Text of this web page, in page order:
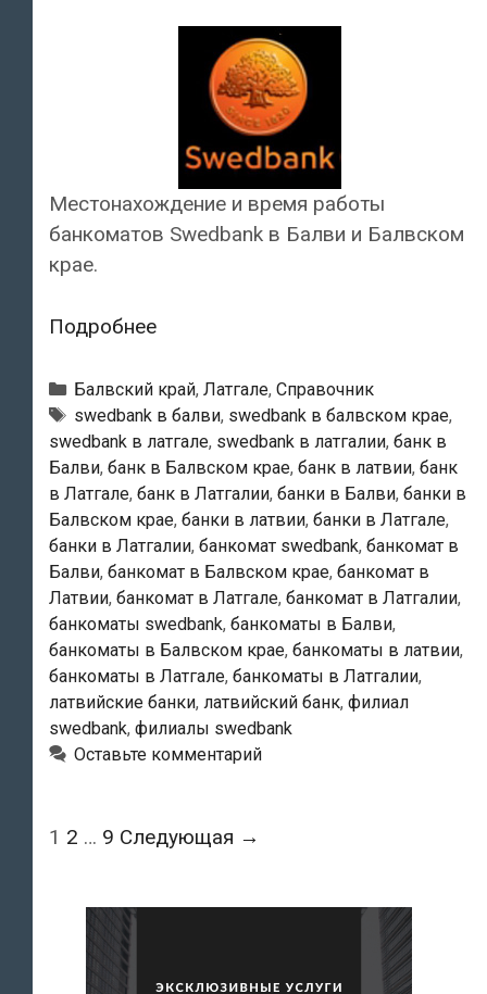
Местонахождение и время работы
банкоматов Swedbank в Балви и Балвском
крае.
ПодробнееSwedbank
Банкоматы
в
Балви
Рубрики
Балвский край, Латгале, Справочник
Тэги
swedbank в балви, swedbank в балвском крае,
swedbank в латгале, swedbank в латгалии, банк в
Балви, банк в Балвском крае, банк в латвии, банк
в Латгале, банк в Латгалии, банки в Балви, банки в
Балвском крае, банки в латвии, банки в Латгале,
банки в Латгалии, банкомат swedbank, банкомат в
Балви, банкомат в Балвском крае, банкомат в
Латвии, банкомат в Латгале, банкомат в Латгалии,
банкоматы swedbank, банкоматы в Балви,
банкоматы в Балвском крае, банкоматы в латвии,
банкоматы в Латгале, банкоматы в Латгалии,
латвийские банки, латвийский банк, филиал
swedbank, филиалы swedbank
Оставьте комментарий
Навигация
1 2 … 9 Следующая →